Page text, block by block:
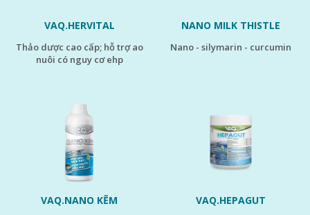
VAQ.HERVITAL
thảo dược cao cấp; hỗ trợ ao
nuôi có nguy cơ ehp
NANO MILK THISTLE
nano - silymarin - curcumin
VAQ.NANO KẼM VAQ.HEPAGUT